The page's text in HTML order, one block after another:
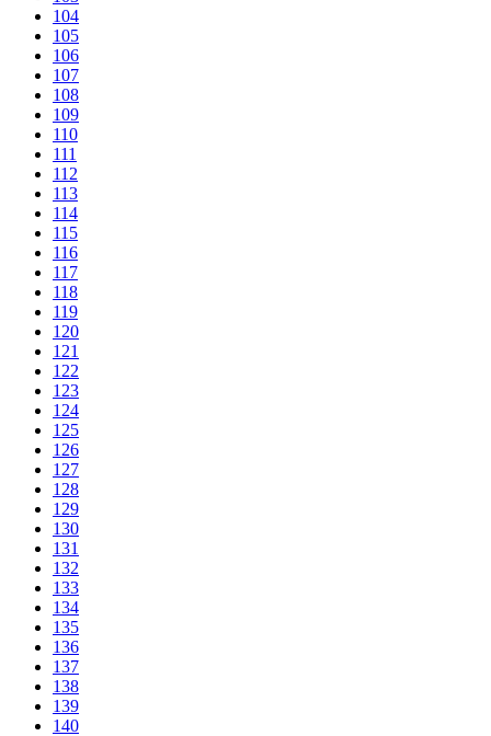
104
105
106
107
108
109
110
111
112
113
114
115
116
117
118
119
120
121
122
123
124
125
126
127
128
129
130
131
132
133
134
135
136
137
138
139
140